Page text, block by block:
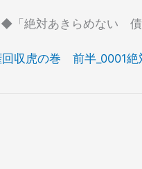
絶対あきらめない 債
収虎の巻 前半_0001絶